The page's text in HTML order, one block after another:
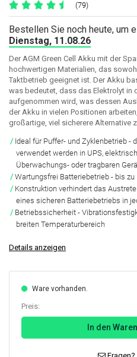
(79)
Bestellen Sie noch heute, um
Dienstag, 11.08.26
Der AGM Green Cell Akku mit der
hochwertigen Materialien, das
Taktbetrieb geeignet ist. Der Akku
was bedeutet, dass das Elektrolyt in
aufgenommen wird, was dessen
der Akku in vielen Positionen
großartige, viel sicherere Alternative
Ideal für Puffer- und Zyklenbetrieb -
verwendet werden in UPS,
Überwachungs- oder tragbaren
Wartungsfrei Batteriebetrieb - bis
Konstruktion verhindert das
eines sicheren Batteriebetriebs in
Betriebssicherheit -
breiten Temperaturbereich
Details anzeigen
Ware vorhanden.
Preis:
In den